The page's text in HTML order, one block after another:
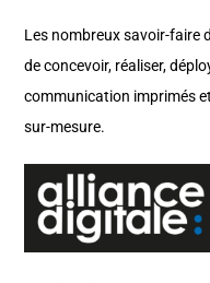
Les nombreux savoir-faire
de concevoir, réaliser,
communication imprimés
sur-mesure.